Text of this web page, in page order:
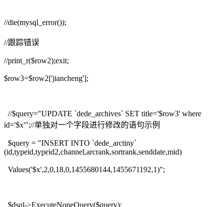
//die(mysql_error());
//跟踪错误
//print_r($row2);exit;
$row3=$row2['jiancheng'];
//$query="UPDATE `dede_archives` SET title='$row3' where
id='$x'";//单独对一个字段进行修改的语句示例
$query = "INSERT INTO `dede_arctiny`
(id,typeid,typeid2,channel,arcrank,sortrank,senddate,mid)
Values('$x',2,0,18,0,1455680144,1455671192,1)";
$dsql->ExecuteNoneQuery($query);